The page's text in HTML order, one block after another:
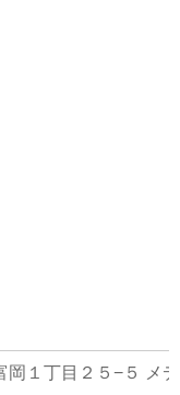
岡１丁目２５−５ メ